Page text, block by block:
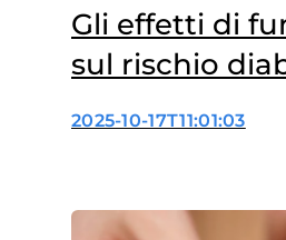
Gli effetti di
sul rischio
2025-10-17T11:01:03